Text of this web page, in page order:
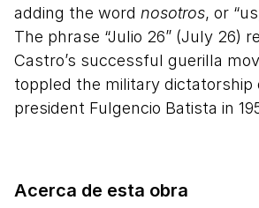
adding the word nosotros, or
The phrase “Julio 26” (July 26)
Castro’s successful guerilla
toppled the military dictatorship
president Fulgencio Batista in
Acerca de esta obra